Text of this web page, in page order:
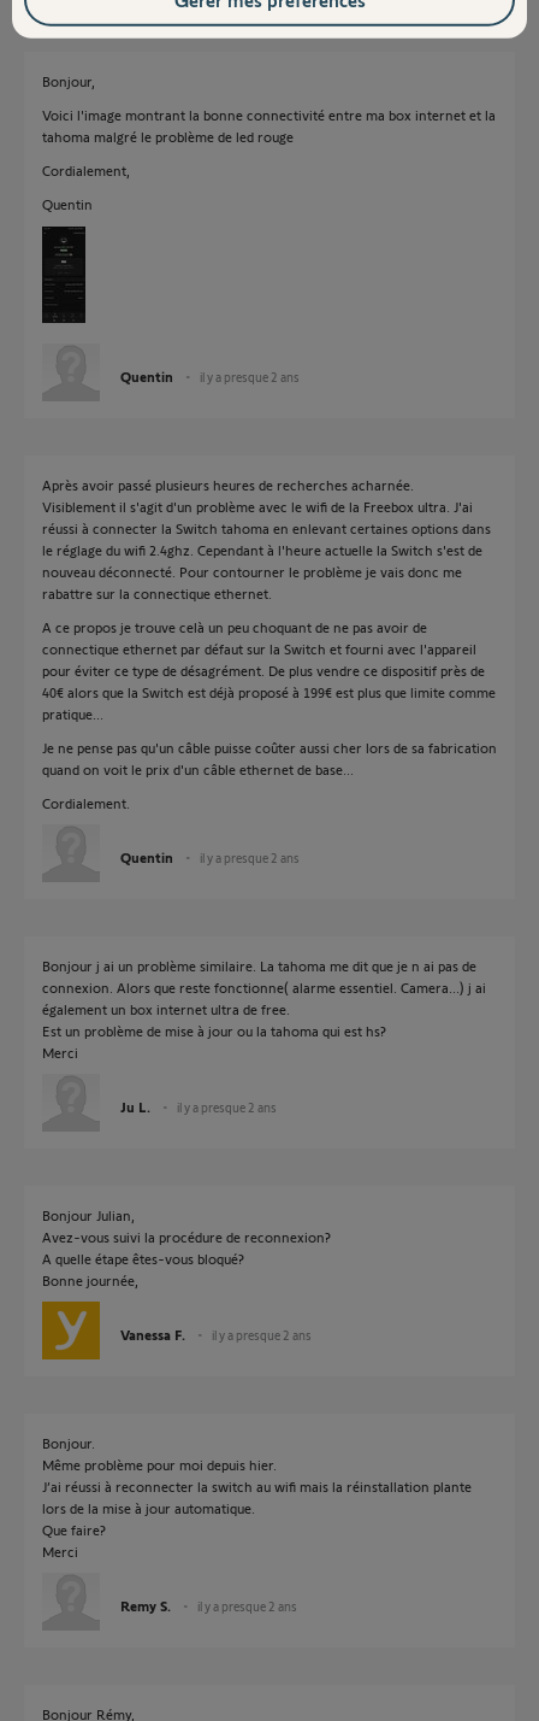
Bonjour,
Voici l'image montrant la bonne connectivité entre ma box internet et la
tahoma malgré le problème de led rouge
Cordialement,
Quentin
Quentin il y a presque 2 ans
Après avoir passé plusieurs heures de recherches acharnée.
Visiblement il s'agit d'un problème avec le wifi de la Freebox ultra. J'ai
réussi à connecter la Switch tahoma en enlevant certaines options dans
le réglage du wifi 2.4ghz. Cependant à l'heure actuelle la Switch s'est de
nouveau déconnecté. Pour contourner le problème je vais donc me
rabattre sur la connectique ethernet.
A ce propos je trouve celà un peu choquant de ne pas avoir de
connectique ethernet par défaut sur la Switch et fourni avec l'appareil
pour éviter ce type de désagrément. De plus vendre ce dispositif près de
40€ alors que la Switch est déjà proposé à 199€ est plus que limite comme
pratique...
Je ne pense pas qu'un câble puisse coûter aussi cher lors de sa fabrication
quand on voit le prix d'un câble ethernet de base...
Cordialement.
Quentin il y a presque 2 ans
Bonjour j ai un problème similaire. La tahoma me dit que je n ai pas de
connexion. Alors que reste fonctionne( alarme essentiel. Camera...) j ai
également un box internet ultra de free.
Est un problème de mise à jour ou la tahoma qui est hs?
Merci
Ju L. il y a presque 2 ans
Bonjour Julian,
Avez-vous suivi la procédure de reconnexion?
A quelle étape êtes-vous bloqué?
Bonne journée,
Vanessa F. il y a presque 2 ans
Bonjour.
Même problème pour moi depuis hier.
J’ai réussi à reconnecter la switch au wifi mais la réinstallation plante
lors de la mise à jour automatique.
Que faire?
Merci
Remy S. il y a presque 2 ans
Bonjour Rémy,